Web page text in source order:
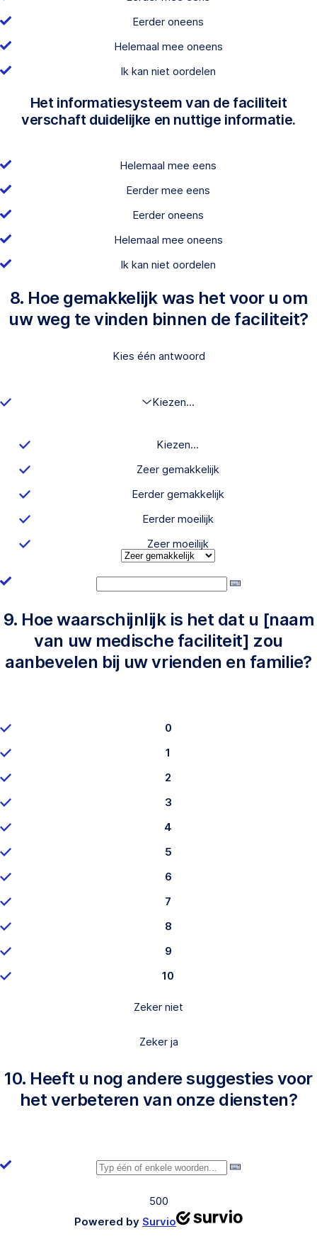
Eerder oneens
Helemaal mee oneens
Ik kan niet oordelen
Het informatiesysteem van de faciliteit
verschaft duidelijke en nuttige informatie.
Helemaal mee eens
Eerder mee eens
Eerder oneens
Helemaal mee oneens
Ik kan niet oordelen
8. Hoe gemakkelijk was het voor u om
uw weg te vinden binnen de faciliteit?
Kies één antwoord
Kiezen...
Kiezen...
Zeer gemakkelijk
Eerder gemakkelijk
Eerder moeilijk
Zeer moeilijk
9. Hoe waarschijnlijk is het dat u [naam
van uw medische faciliteit] zou
aanbevelen bij uw vrienden en familie?
0
1
2
3
4
5
6
7
8
9
10
Zeker niet
Zeker ja
10. Heeft u nog andere suggesties voor
het verbeteren van onze diensten?
500
Powered by Survio